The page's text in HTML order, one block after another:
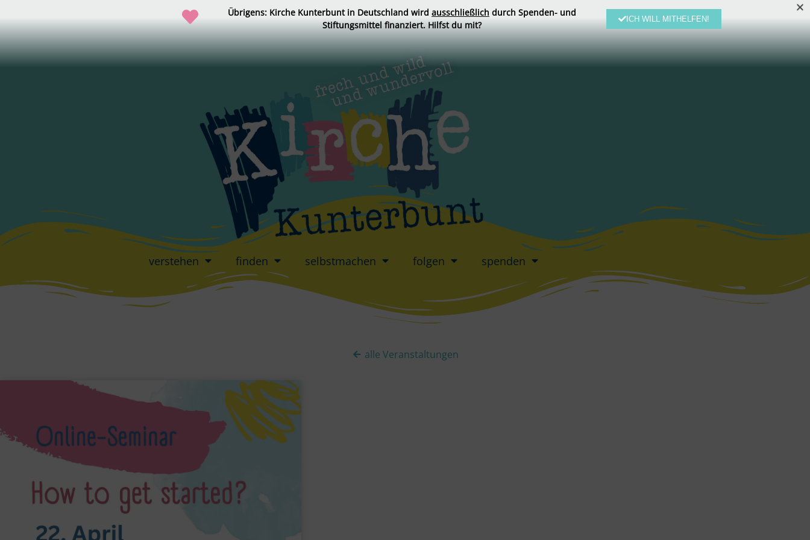
verstehen finden selbstmachen folgen spenden
alle Veranstaltungen
Übrigens: Kirche Kunterbunt in Deutschland wird ausschließlich durch Spenden- und
Stiftungsmittel finanziert. Hilfst du mit?
ICH WILL MITHELFEN!